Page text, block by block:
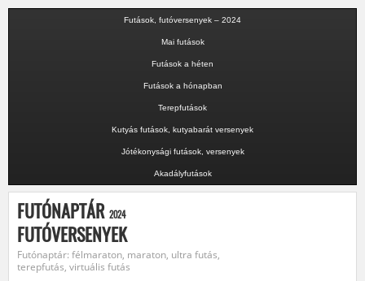
Futások, futóversenyek – 2024
Mai futások
Futások a héten
Futások a hónapban
Terepfutások
Kutyás futások, kutyabarát versenyek
Jótékonysági futások, versenyek
Akadályfutások
FUTÓNAPTÁR 2024
FUTÓVERSENYEK
Futónaptár: félmaraton, maraton, ultra futás,
terepfutás, virtuális futás